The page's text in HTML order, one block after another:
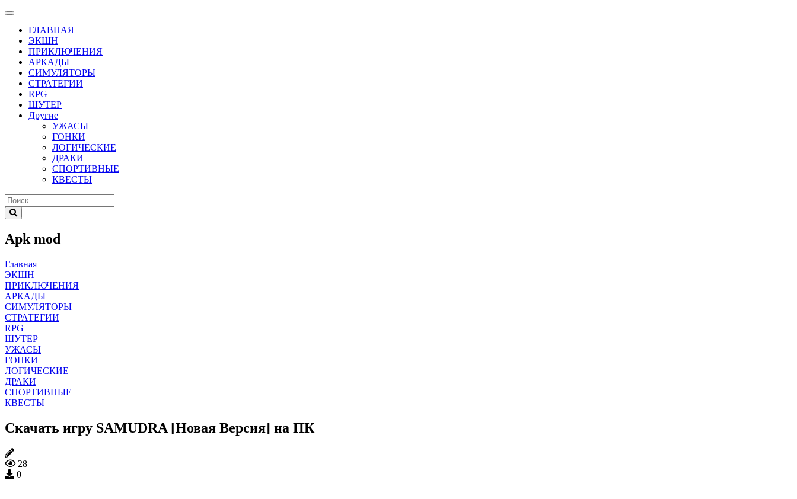
ГЛАВНАЯ
ЭКШН
ПРИКЛЮЧЕНИЯ
АРКАДЫ
СИМУЛЯТОРЫ
СТРАТЕГИИ
RPG
ШУТЕР
Другие
УЖАСЫ
ГОНКИ
ЛОГИЧЕСКИЕ
ДРАКИ
СПОРТИВНЫЕ
КВЕСТЫ
Apk mod
Главная
ЭКШН
ПРИКЛЮЧЕНИЯ
АРКАДЫ
СИМУЛЯТОРЫ
СТРАТЕГИИ
RPG
ШУТЕР
УЖАСЫ
ГОНКИ
ЛОГИЧЕСКИЕ
ДРАКИ
СПОРТИВНЫЕ
КВЕСТЫ
Скачать игру SAMUDRA [Новая Версия] на ПК
28
0